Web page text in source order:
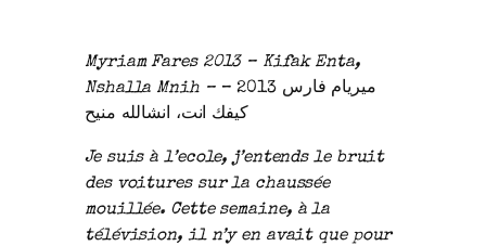
Myriam Fares 2013 – Kifak Enta,
Nshalla Mnih – ميريام فارس 2013 –
كيفك انت، انشالله منيح
Je suis à l’ecole, j’entends le bruit
des voitures sur la chaussée
mouillée. Cette semaine, à la
télévision, il n’y en avait que pour